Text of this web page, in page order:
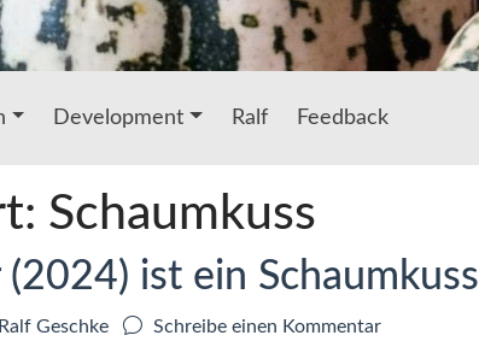
Development Ralf Feedback
Schaumkuss
(2024) ist ein Schaumkuss
Autor:
Ralf Geschke Schreibe einen Kommentarzu